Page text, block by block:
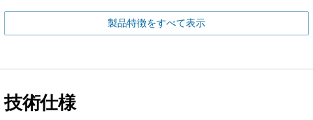
製品特徴をすべて表示
技術仕様